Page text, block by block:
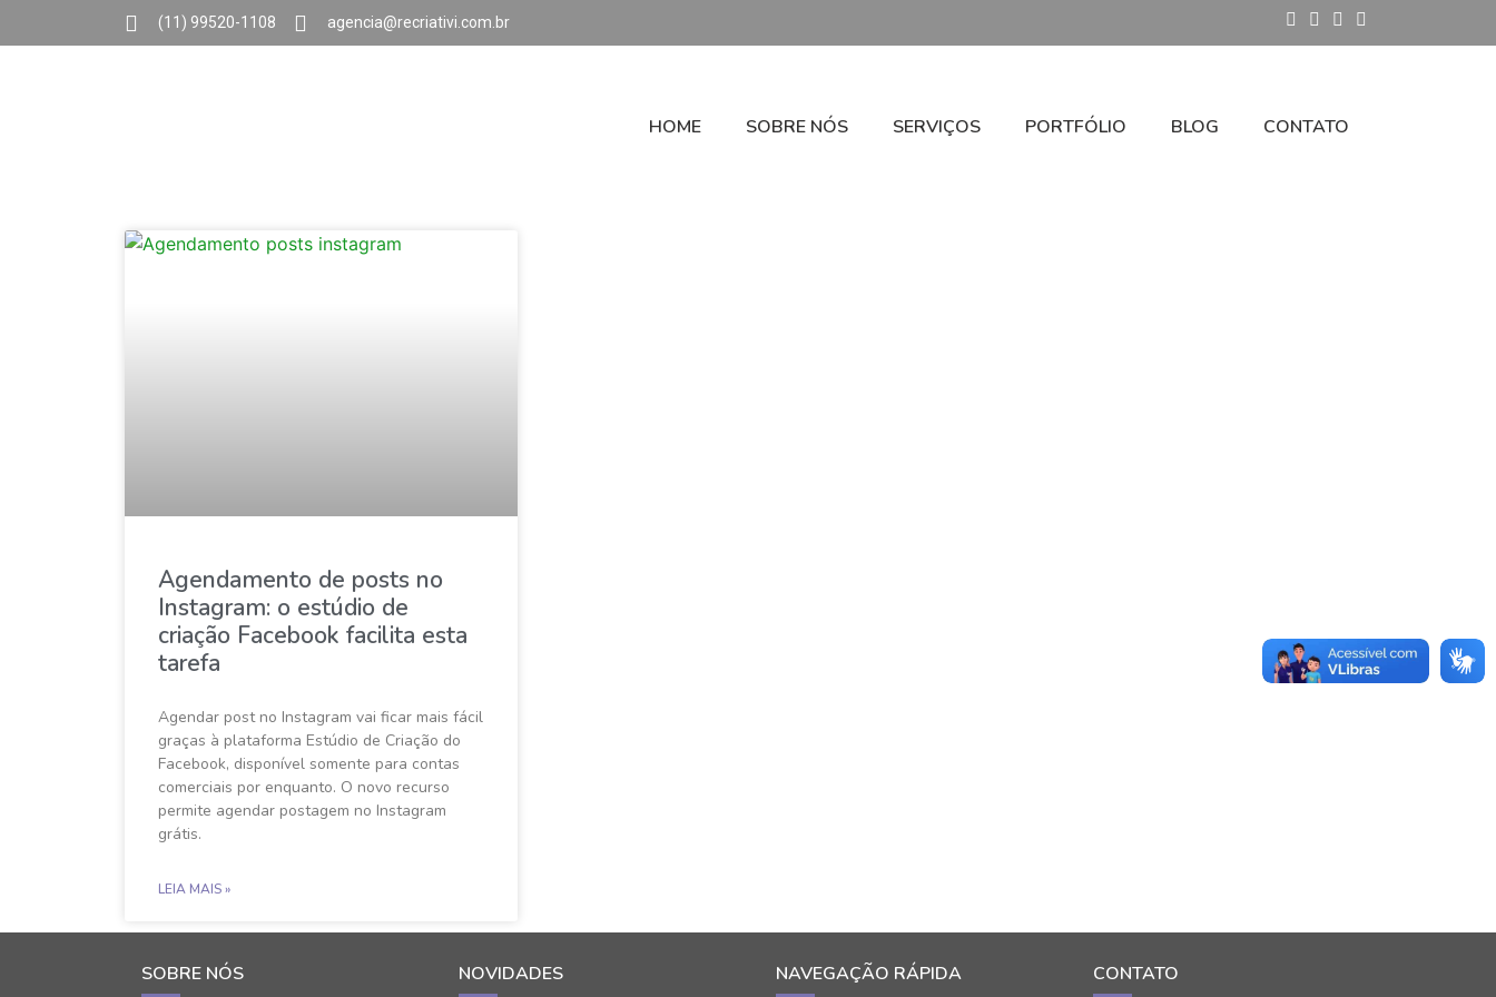
(11) 99520-1108 agencia@recriativi.com.br
HOME SOBRE NÓS SERVIÇOS PORTFÓLIO BLOG CONTATO
Agendamento de posts no
Instagram: o estúdio de
criação Facebook facilita esta
tarefa
Agendar post no Instagram vai ficar mais fácil
graças à plataforma Estúdio de Criação do
Facebook, disponível somente para contas
comerciais por enquanto. O novo recurso
permite agendar postagem no Instagram
grátis.
LEIA MAIS »
SOBRE NÓS NOVIDADES NAVEGAÇÃO RÁPIDA CONTATO